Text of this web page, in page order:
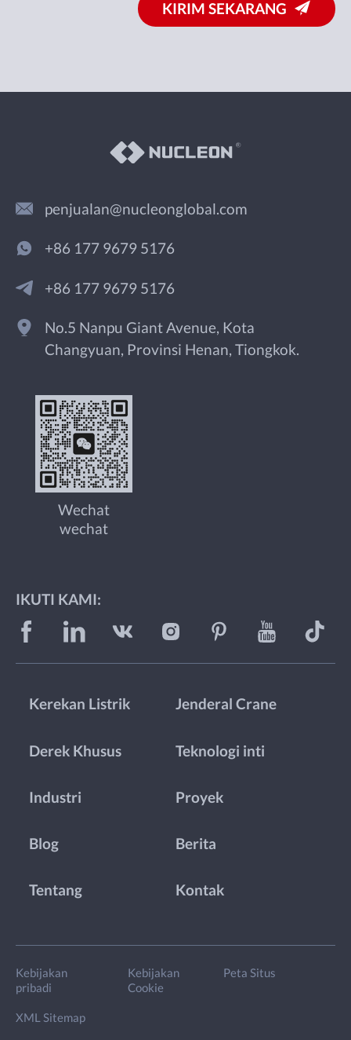
KIRIM SEKARANG
penjualan@nucleonglobal.com
+86 177 9679 5176
+86 177 9679 5176
No.5 Nanpu Giant Avenue, Kota
Changyuan, Provinsi Henan, Tiongkok.
Wechat
wechat
IKUTI KAMI:
Kerekan Listrik Jenderal Crane
Derek Khusus Teknologi inti
Industri Proyek
Blog Berita
Tentang Kontak
Kebijakan
pribadi
Kebijakan
Cookie
Peta Situs
XML Sitemap